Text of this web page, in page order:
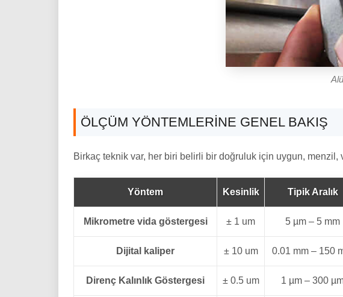
ÖLÇÜM YÖNTEMLERINE GENEL BAKIŞ
Birkaç teknik var, her biri belirli bir doğruluk için uygun, menzil,
Yöntem Kesinlik Tipik Aralık
Mikrometre vida göstergesi ± 1 um 5 µm – 5 mm
Dijital kaliper ± 10 um 0.01 mm – 150
Direnç Kalınlık Göstergesi ± 0.5 um 1 µm – 300